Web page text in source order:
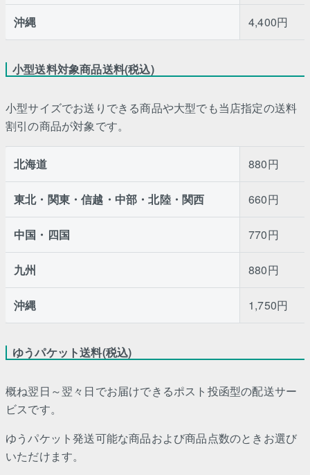
沖縄 4,400円
小型送料対象商品送料(税込)
小型サイズでお送りできる商品や大型でも当店指定の送料
割引の商品が対象です。
北海道 880円
東北・関東・信越・中部・北陸・関西 660円
中国・四国 770円
九州 880円
沖縄 1,750円
ゆうパケット送料(税込)
概ね翌日～翌々日でお届けできるポスト投函型の配送サー
ビスです。
ゆうパケット発送可能な商品および商品点数のときお選び
いただけます。